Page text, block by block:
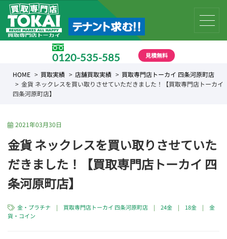
0120-535-585 見積無料
HOME 買取実績 店舗買取実績
買取専門店トーカイ 四条河原町店
金貨 ネックレスを買い取りさせていただきました！【買取専門店トーカイ
四条河原町店】
2021年03月30日
金貨 ネックレスを買い取りさせていた
だきました！【買取専門店トーカイ 四
条河原町店】
金・プラチナ | 買取専門店トーカイ 四条河原町店 |24金 | 18金 |金
貨・コイン